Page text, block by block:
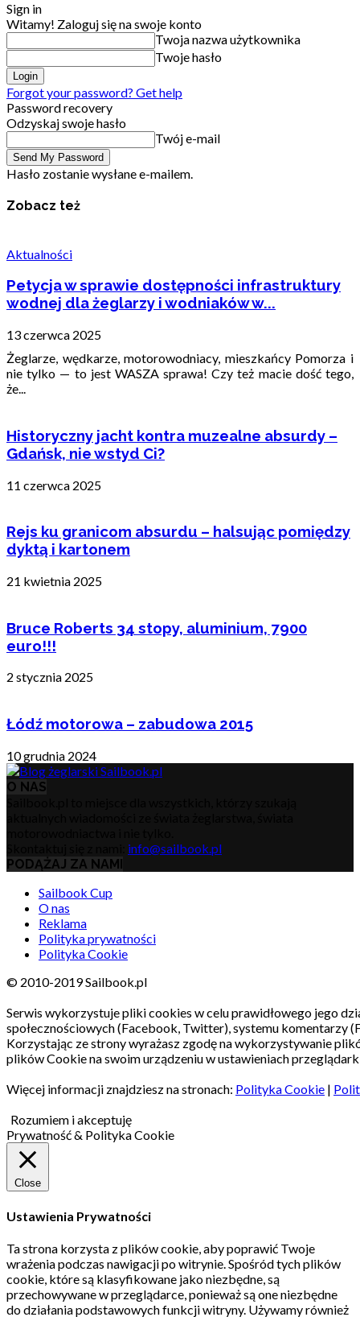
Sign in
Witamy! Zaloguj się na swoje konto
Twoja nazwa użytkownika
Twoje hasło
Forgot your password? Get help
Password recovery
Odzyskaj swoje hasło
Twój e-mail
Hasło zostanie wysłane e-mailem.
Zobacz też
Aktualności
Petycja w sprawie dostępności infrastruktury
wodnej dla żeglarzy i wodniaków w...
13 czerwca 2025
Żeglarze, wędkarze, motorowodniacy, mieszkańcy Pomorza i
nie tylko — to jest WASZA sprawa! Czy też macie dość tego,
że...
Historyczny jacht kontra muzealne absurdy –
Gdańsk, nie wstyd Ci?
11 czerwca 2025
Rejs ku granicom absurdu – halsując pomiędzy
dyktą i kartonem
21 kwietnia 2025
Bruce Roberts 34 stopy, aluminium, 7900
euro!!!
2 stycznia 2025
Łódź motorowa – zabudowa 2015
10 grudnia 2024
O NAS
info@sailbook.pl
PODĄŻAJ ZA NAMI
Sailbook Cup
O nas
Reklama
Polityka prywatności
Polityka Cookie
© 2010-2019 Sailbook.pl
Serwis wykorzystuje pliki cookies w celu prawidłowego jego
społecznościowych (Facebook, Twitter), systemu komentarzy
Korzystając ze strony wyrażasz zgodę na wykorzystywanie
plików Cookie na swoim urządzeniu w ustawieniach
Więcej informacji znajdziesz na stronach: Polityka Cookie |
Rozumiem i akceptuję
Prywatność & Polityka Cookie
Close
Ustawienia Prywatności
Ta strona korzysta z plików cookie, aby poprawić Twoje
wrażenia podczas nawigacji po witrynie.Spośród tych plików
cookie, które są klasyfikowane jako niezbędne, są
przechowywane w przeglądarce, ponieważ są one niezbędne
do działania podstawowych funkcji witryny. Używamy również